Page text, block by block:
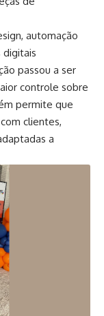
automação
digitais
passou a ser
controle sobre
permite que
clientes,
a